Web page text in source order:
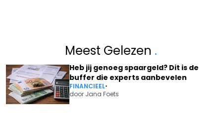
Meest Gelezen .
Heb jij genoeg spaargeld? Dit is de
buffer die experts aanbevelen
FINANCIEEL•
door Jana Foets